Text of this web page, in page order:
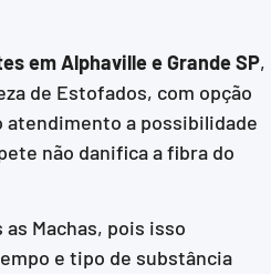
em Alphaville e Grande SP,
de Estofados, com opção
atendimento a possibilidade
não danifica a fibra do
Machas, pois isso
e tipo de substância